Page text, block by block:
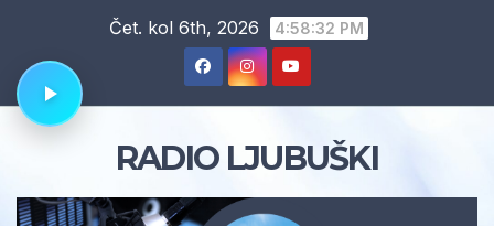
content
Čet. kol 6th, 2026 4:58:33 PM
RADIO LJUBUŠKI